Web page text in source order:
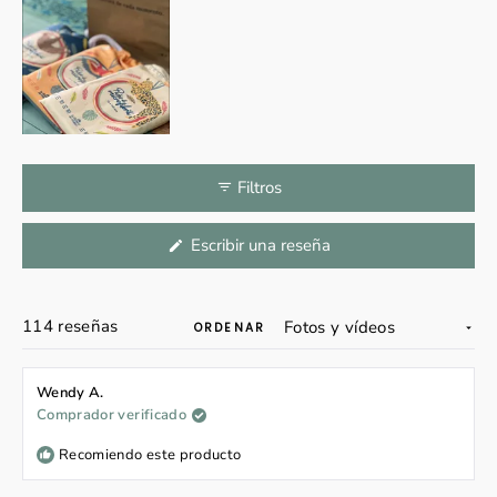
Filtros
Escribir una reseña(Se
ventana)
114 reseñas ORDENAR
Wendy A.
Comprador verificado
Recomiendo este producto
Cargando...